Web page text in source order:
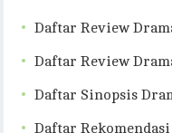
Daftar Review
Daftar Review
Daftar Sinopsis
Daftar